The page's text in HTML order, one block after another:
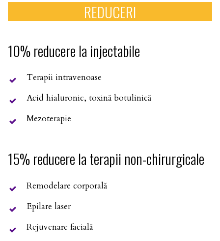
REDUCERI
10% reducere la injectabile
Terapii intravenoase
Acid hialuronic, toxină botulinică
Mezoterapie
15% reducere la terapii non-chirurgicale
Remodelare corporală
Epilare laser
Rejuvenare facială